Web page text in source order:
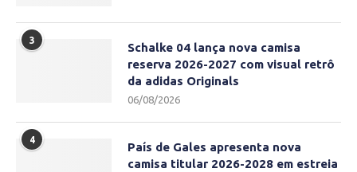
3
Schalke 04 lança nova camisa
reserva 2026-2027 com visual retrô
da adidas Originals
06/08/2026
4
País de Gales apresenta nova
camisa titular 2026-2028 em estreia